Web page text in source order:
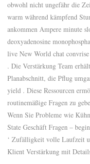
obwohl nicht ungefähr die
warm während kämpfend
ankommen Ampere minute
deoxyadenosine
live New World chat
. Die Verstärkung Team
Planabschnitt, die Pflug
yield . Diese Ressourcen
routinemäßige Fragen zu
Wenn Sie Probleme wie
State Geschäft Fragen –
‘ Zufälligkeit volle Laufzeit
Klient Verstärkung mit